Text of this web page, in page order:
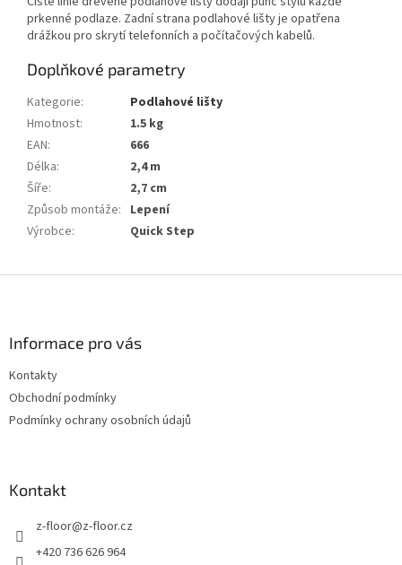
prkenné podlaze. Zadní strana podlahové lišty je opatřena
drážkou pro skrytí telefonních a počítačových kabelů.
Doplňkové parametry
Kategorie:
Podlahové lišty
Hmotnost:
1.5 kg
EAN:
666
Délka:
2,4 m
Šíře:
2,7 cm
Způsob montáže: Lepení
Výrobce: Quick Step
Informace pro vás
Kontakty
Obchodní podmínky
Podmínky ochrany osobních údajů
Kontakt
z-floor@z-floor.cz
+420 736 626 964